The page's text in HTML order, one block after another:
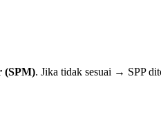
(SPM). Jika tidak sesuai → SPP